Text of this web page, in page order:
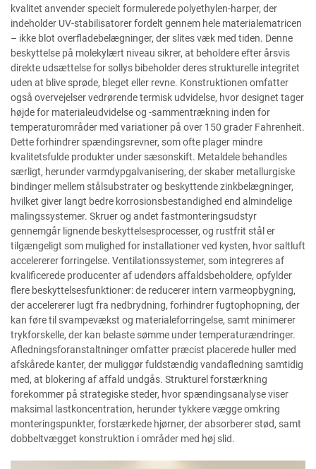
kvalitet anvender specielt formulerede polyethylen-harper, der
indeholder UV-stabilisatorer fordelt gennem hele materialematricen
– ikke blot overfladebelægninger, der slites væk med tiden. Denne
beskyttelse på molekylært niveau sikrer, at beholdere efter årsvis
direkte udsættelse for sollys bibeholder deres strukturelle integritet
uden at blive sprøde, bleget eller revne. Konstruktionen omfatter
også overvejelser vedrørende termisk udvidelse, hvor designet tager
højde for materialeudvidelse og -sammentrækning inden for
temperaturområder med variationer på over 150 grader Fahrenheit.
Dette forhindrer spændingsrevner, som ofte plager mindre
kvalitetsfulde produkter under sæsonskift. Metaldele behandles
særligt, herunder varmdypgalvanisering, der skaber metallurgiske
bindinger mellem stålsubstrater og beskyttende zinkbelægninger,
hvilket giver langt bedre korrosionsbestandighed end almindelige
malingssystemer. Skruer og andet fastmonteringsudstyr
gennemgår lignende beskyttelsesprocesser, og rustfrit stål er
tilgængeligt som mulighed for installationer ved kysten, hvor saltluft
accelererer forringelse. Ventilationssystemer, som integreres af
kvalificerede producenter af udendørs affaldsbeholdere, opfylder
flere beskyttelsesfunktioner: de reducerer intern varmeopbygning,
der accelererer lugt fra nedbrydning, forhindrer fugtophopning, der
kan føre til svampevækst og materialeforringelse, samt minimerer
trykforskelle, der kan belaste sømme under temperaturændringer.
Afledningsforanstaltninger omfatter præcist placerede huller med
afskårede kanter, der muliggør fuldstændig vandafledning samtidig
med, at blokering af affald undgås. Strukturel forstærkning
forekommer på strategiske steder, hvor spændingsanalyse viser
maksimal lastkoncentration, herunder tykkere vægge omkring
monteringspunkter, forstærkede hjørner, der absorberer stød, samt
dobbeltvægget konstruktion i områder med høj slid.